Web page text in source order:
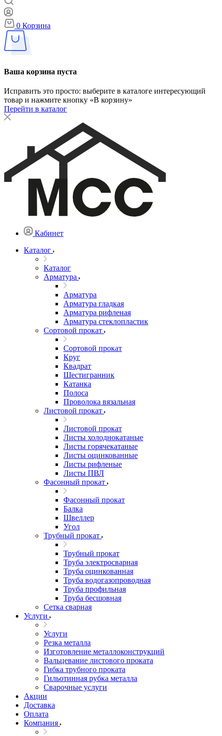
0 Корзина
Ваша корзина пуста
Исправить это просто: выберите в каталоге интересующий
товар и нажмите кнопку «В корзину»
Перейти в каталог
Кабинет
Каталог
Каталог
Арматура
Арматура
Арматура гладкая
Арматура рифленая
Арматура стеклопластик
Сортовой прокат
Сортовой прокат
Круг
Квадрат
Шестигранник
Катанка
Полоса
Проволока вязальная
Листовой прокат
Листовой прокат
Листы холоднокатаные
Листы горячекатаные
Листы оцинкованные
Листы рифленые
Листы ПВЛ
Фасонный прокат
Фасонный прокат
Балка
Швеллер
Угол
Трубный прокат
Трубный прокат
Труба электросварная
Труба оцинкованная
Труба водогазопроводная
Труба профильная
Труба бесшовная
Сетка сварная
Услуги
Услуги
Резка металла
Изготовление металлоконструкций
Вальцевание листового проката
Гибка трубного проката
Гильотинная рубка металла
Сварочные услуги
Акции
Доставка
Оплата
Компания